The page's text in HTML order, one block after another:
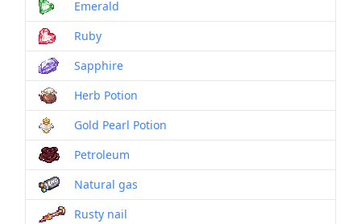
Emerald
Ruby
Sapphire
Herb Potion
Gold Pearl Potion
Petroleum
Natural gas
Rusty nail